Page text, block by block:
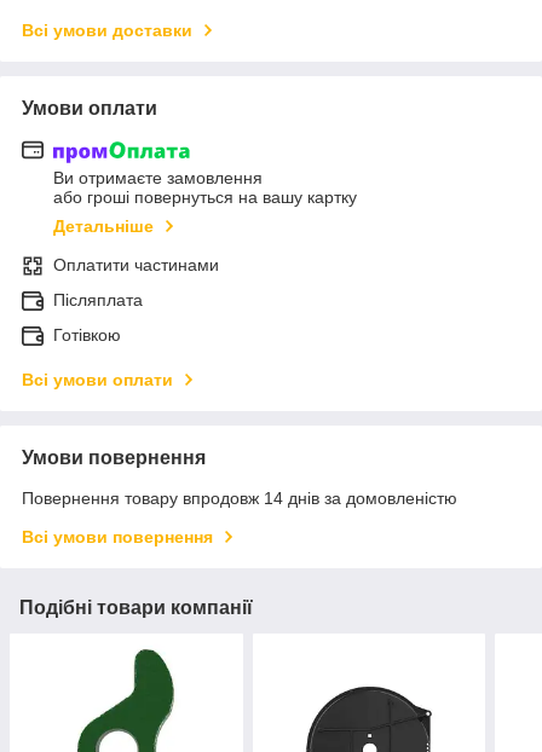
Всі умови доставки
Умови оплати
Ви отримаєте замовлення
або гроші повернуться на вашу картку
Детальніше
Оплатити частинами
Післяплата
Готівкою
Всі умови оплати
Умови повернення
Повернення товару впродовж 14 днів за домовленістю
Всі умови повернення
Подібні товари компанії